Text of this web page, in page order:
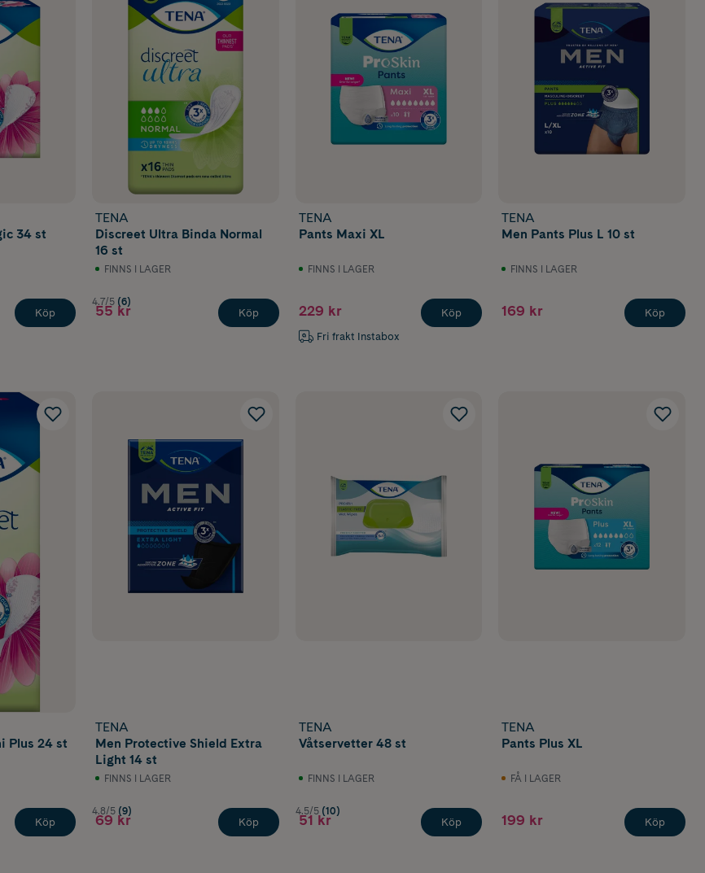
34 st
Köp
TENA
Discreet Ultra Binda Normal
16 st
FINNS I LAGER
4.7/5 (6)
55 kr Köp
TENA
Pants Maxi XL
FINNS I LAGER
229 kr
Fri frakt Instabox
Köp
TENA
Men Pants Plus L 10 st
FINNS I LAGER
169 kr Köp
Plus 24 st
Köp
TENA
Men Protective Shield Extra
Light 14 st
FINNS I LAGER
4.8/5 (9)
69 kr Köp
TENA
Våtservetter 48 st
FINNS I LAGER
4.5/5 (10)
51 kr Köp
TENA
Pants Plus XL
FÅ I LAGER
199 kr Köp